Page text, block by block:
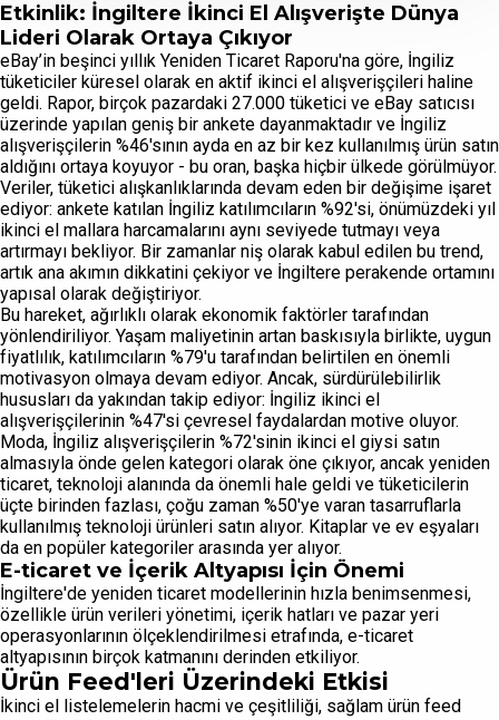
Etkinlik: İngiltere İkinci El Alışverişte Dünya
Lideri Olarak Ortaya Çıkıyor
eBay’in beşinci yıllık Yeniden Ticaret Raporu'na göre, İngiliz
tüketiciler küresel olarak en aktif ikinci el alışverişçileri haline
geldi. Rapor, birçok pazardaki 27.000 tüketici ve eBay satıcısı
üzerinde yapılan geniş bir ankete dayanmaktadır ve İngiliz
alışverişçilerin %46'sının ayda en az bir kez kullanılmış ürün satın
aldığını ortaya koyuyor - bu oran, başka hiçbir ülkede görülmüyor.
Veriler, tüketici alışkanlıklarında devam eden bir değişime işaret
ediyor: ankete katılan İngiliz katılımcıların %92'si, önümüzdeki yıl
ikinci el mallara harcamalarını aynı seviyede tutmayı veya
artırmayı bekliyor. Bir zamanlar niş olarak kabul edilen bu trend,
artık ana akımın dikkatini çekiyor ve İngiltere perakende ortamını
yapısal olarak değiştiriyor.
Bu hareket, ağırlıklı olarak ekonomik faktörler tarafından
yönlendiriliyor. Yaşam maliyetinin artan baskısıyla birlikte, uygun
fiyatlılık, katılımcıların %79'u tarafından belirtilen en önemli
motivasyon olmaya devam ediyor. Ancak, sürdürülebilirlik
hususları da yakından takip ediyor: İngiliz ikinci el
alışverişçilerinin %47'si çevresel faydalardan motive oluyor.
Moda, İngiliz alışverişçilerin %72'sinin ikinci el giysi satın
almasıyla önde gelen kategori olarak öne çıkıyor, ancak yeniden
ticaret, teknoloji alanında da önemli hale geldi ve tüketicilerin
üçte birinden fazlası, çoğu zaman %50'ye varan tasarruflarla
kullanılmış teknoloji ürünleri satın alıyor. Kitaplar ve ev eşyaları
da en popüler kategoriler arasında yer alıyor.
E-ticaret ve İçerik Altyapısı İçin Önemi
İngiltere'de yeniden ticaret modellerinin hızla benimsenmesi,
özellikle ürün verileri yönetimi, içerik hatları ve pazar yeri
operasyonlarının ölçeklendirilmesi etrafında, e-ticaret
altyapısının birçok katmanını derinden etkiliyor.
Ürün Feed'leri Üzerindeki Etkisi
İkinci el listelemelerin hacmi ve çeşitliliği, sağlam ürün feed